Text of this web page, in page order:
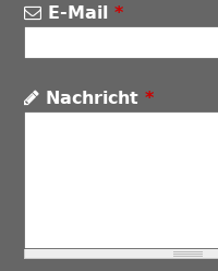
E-Mail*
Nachricht*